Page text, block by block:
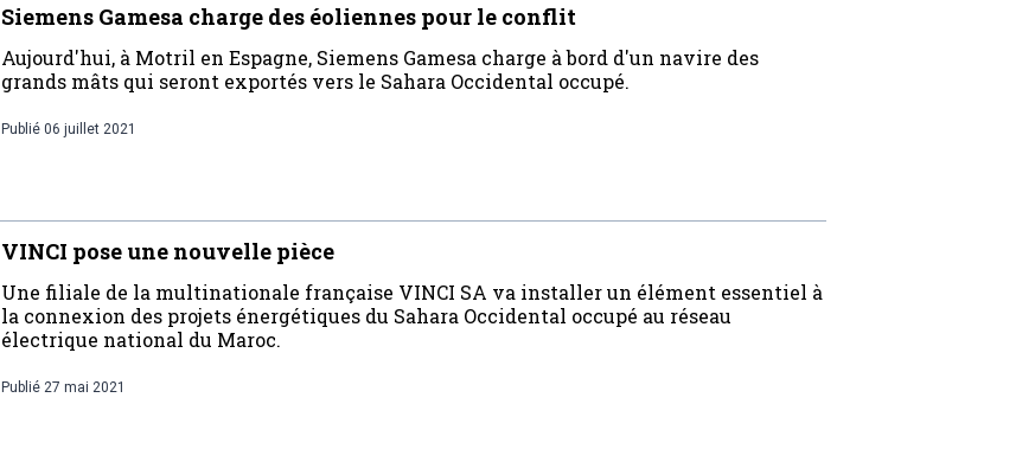
Siemens Gamesa charge des éoliennes pour le conflit
Aujourd'hui, à Motril en Espagne, Siemens Gamesa charge à bord d'un navire des
grands mâts qui seront exportés vers le Sahara Occidental occupé.
Publié 06 juillet 2021
VINCI pose une nouvelle pièce
Une filiale de la multinationale française VINCI SA va installer un élément essentiel à
la connexion des projets énergétiques du Sahara Occidental occupé au réseau
électrique national du Maroc.
Publié 27 mai 2021